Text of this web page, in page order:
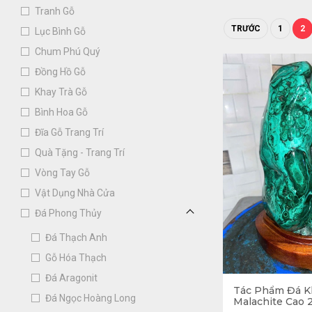
Tranh Gỗ
Lục Bình Gỗ
Chum Phú Quý
Đồng Hồ Gỗ
Khay Trà Gỗ
Bình Hoa Gỗ
Đĩa Gỗ Trang Trí
Quà Tặng - Trang Trí
Vòng Tay Gỗ
Vật Dụng Nhà Cửa
Đá Phong Thủy
Đá Thạch Anh
Gỗ Hóa Thạch
Đá Aragonit
Đá Ngọc Hoàng Long
thế nào là
dưới đây nhé!
1. Giới thiệu
Đá Khổng
Malachite có
Khổng Tước
người nhìn
Tước thường
TRƯỚC 1 2
Tác Phẩm Đá
Malachite Cao